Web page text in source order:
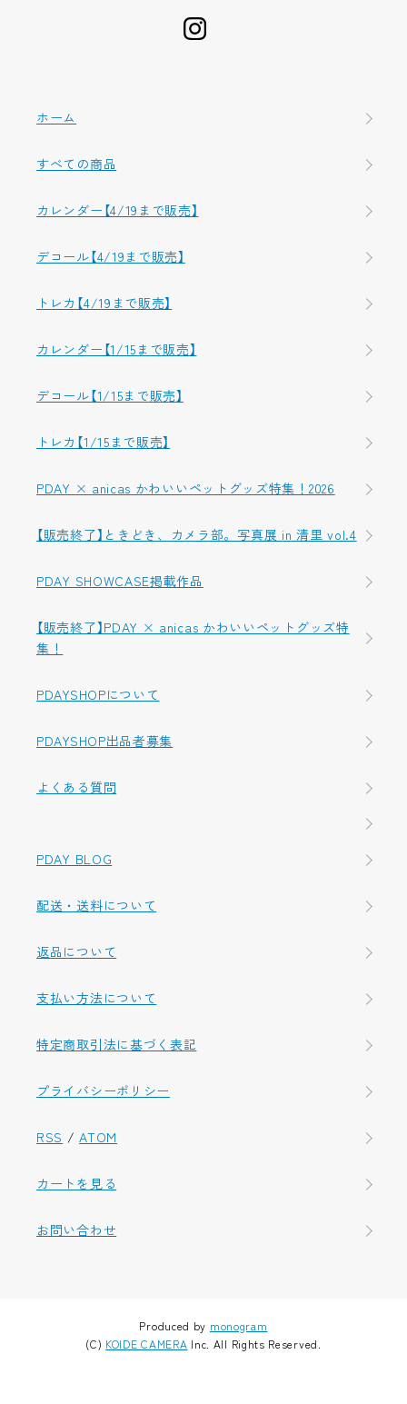
ホーム
すべての商品
カレンダー【4/19まで販売】
デコール【4/19まで販売】
トレカ【4/19まで販売】
カレンダー【1/15まで販売】
デコール【1/15まで販売】
トレカ【1/15まで販売】
PDAY × anicas かわいいペットグッズ特集！2026
【販売終了】ときどき、カメラ部。写真展 in 清里 vol.4
PDAY SHOWCASE掲載作品
【販売終了】PDAY × anicas かわいいペットグッズ特
集！
PDAYSHOPについて
PDAYSHOP出品者募集
よくある質問
PDAY BLOG
配送・送料について
返品について
支払い方法について
特定商取引法に基づく表記
プライバシーポリシー
RSS /ATOM
カートを見る
お問い合わせ
Produced by monogram
(C) KOIDE CAMERA Inc. All Rights Reserved.